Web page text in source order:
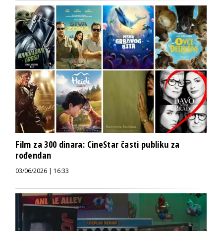
Film za 300 dinara: CineStar časti publiku za
rođendan
03/06/2026 | 16:33